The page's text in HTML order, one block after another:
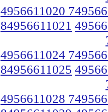
4956611020
84956611021
4956611024
84956611025
4956611028